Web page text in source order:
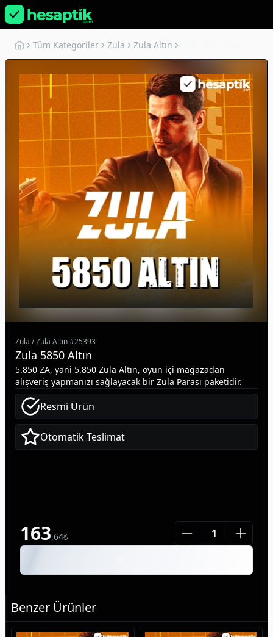
Tüm Kategoriler Zula Zula Altın
Zula /Zula Altın#25393
Zula 5850 Altın
5.850 ZA, yani 5.850 Zula Altın, oyun içi mağazadan
alışveriş yapmanızı sağlayacak bir Zula Parası paketidir.
Resmi Ürün
Otomatik Teslimat
163,64₺
Benzer Ürünler